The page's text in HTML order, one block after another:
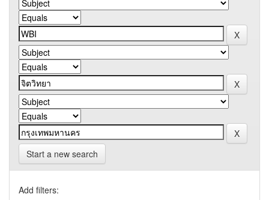
Start a new search
Add filters: